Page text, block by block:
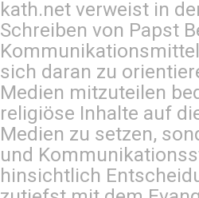
kath.net verweist in
Schreiben von Papst
sich daran zu
Medien mitzuteilen
religiöse Inhalte auf
Medien zu setzen,
und
hinsichtlich